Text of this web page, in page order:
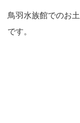
鳥羽水族館でのお
です。